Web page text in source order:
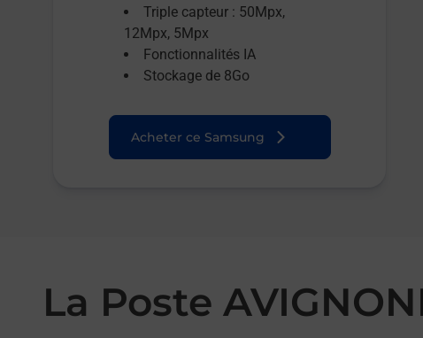
Triple capteur : 50Mpx,
12Mpx, 5Mpx
Fonctionnalités IA
Stockage de 8Go
Acheter ce Samsung
La Poste